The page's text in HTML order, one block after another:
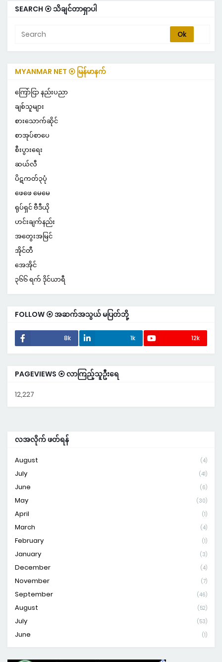
SEARCH ⦿ သိချင်တာရှာပါ
MYANMAR NET ⦿ မြန်မာနက်
ကြော်ငြာ နည်းပညာ
ချစ်သူများ
စားသောက်ဆိုင်
စာအုပ်စာပေ
စီးပွားရေး
ဆယ်လီ
ပိဋကတ်၃ပုံ
ဖေဖေ မေမေ
ရုပ်ရှင် ဗီဒီယို
ဟင်းချက်နည်း
အတွေးအမြင်
အိုင်တီ
အေအိုင်
၃၆၆ ရက် ဒိုင်ယာရီ
FOLLOW ⦿ အဆက်အသွယ် မပြတ်ဘို့
8k 1k 12k
PAGEVIEWS ⦿ လာကြည့်သူဦးရေ
12,227
လအလိုက် ဖတ်ရန်
August (4)
July (41)
June (6)
May (30)
April (1)
March (4)
February (1)
January (3)
December (4)
November (7)
September (46)
August (52)
July (53)
June (1)